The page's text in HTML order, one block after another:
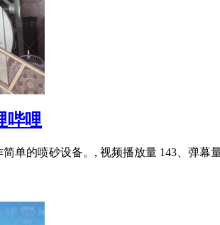
哔哩
单的喷砂设备。, 视频播放量 143、弹